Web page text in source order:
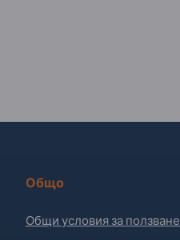
Общо
Общи условия за ползване